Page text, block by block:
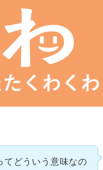
てどういう意味なの